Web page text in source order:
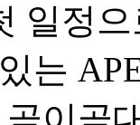
일정
는